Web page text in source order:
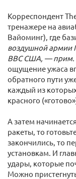
Корреспондент
тренажере на
Вайоминг), где
воздушной армии
ВВС США, —
ощущение ужаса
обратного пути
каждый из
красного
А затем
ракеты, то
закончились, то
установкам. И
удары, которые
Можно